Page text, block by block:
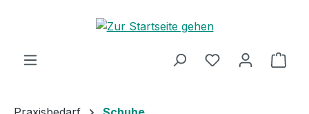
Zum Hauptinhalt springen